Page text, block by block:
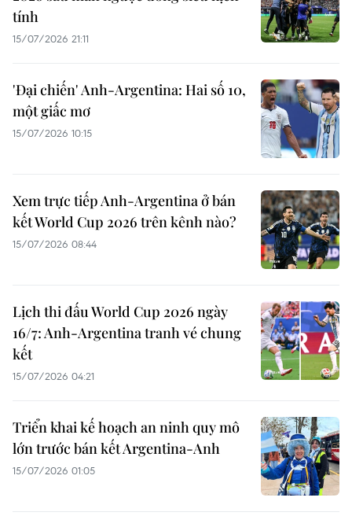
tính
15/07/2026 21:11
'Đại chiến' Anh-Argentina: Hai số 10,
một giấc mơ
15/07/2026 10:15
Xem trực tiếp Anh-Argentina ở bán
kết World Cup 2026 trên kênh nào?
15/07/2026 08:44
Lịch thi đấu World Cup 2026 ngày
16/7: Anh-Argentina tranh vé chung
kết
15/07/2026 04:21
Triển khai kế hoạch an ninh quy mô
lớn trước bán kết Argentina-Anh
15/07/2026 01:05